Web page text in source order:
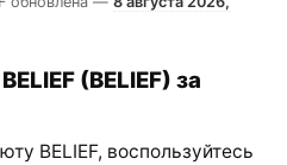
(BELIEF) за
BELIEF, воспользуйтесь